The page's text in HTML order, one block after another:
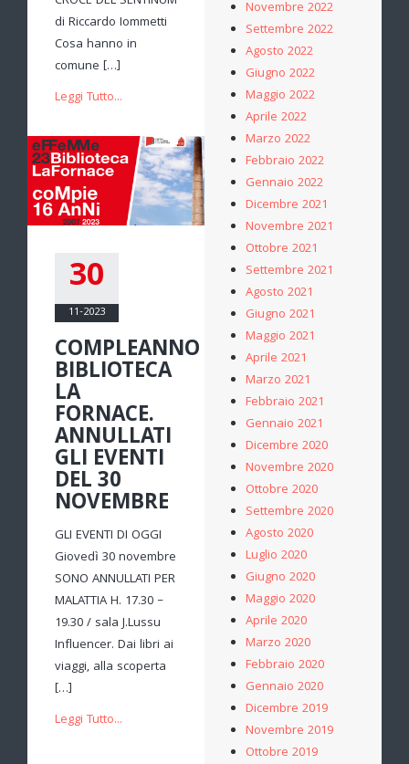
di Riccardo Iommetti
Cosa hanno in
comune […]
Leggi Tutto...
30
11-2023
COMPLEANNO
BIBLIOTECA
LA
FORNACE.
ANNULLATI
GLI EVENTI
DEL 30
NOVEMBRE
GLI EVENTI DI OGGI
Giovedì 30 novembre
SONO ANNULLATI PER
MALATTIA H. 17.30 –
19.30 / sala J.Lussu
Influencer. Dai libri ai
viaggi, alla scoperta
[…]
Leggi Tutto...
Novembre 2022
Settembre 2022
Agosto 2022
Giugno 2022
Maggio 2022
Aprile 2022
Marzo 2022
Febbraio 2022
Gennaio 2022
Dicembre 2021
Novembre 2021
Ottobre 2021
Settembre 2021
Agosto 2021
Giugno 2021
Maggio 2021
Aprile 2021
Marzo 2021
Febbraio 2021
Gennaio 2021
Dicembre 2020
Novembre 2020
Ottobre 2020
Settembre 2020
Agosto 2020
Luglio 2020
Giugno 2020
Maggio 2020
Aprile 2020
Marzo 2020
Febbraio 2020
Gennaio 2020
Dicembre 2019
Novembre 2019
Ottobre 2019